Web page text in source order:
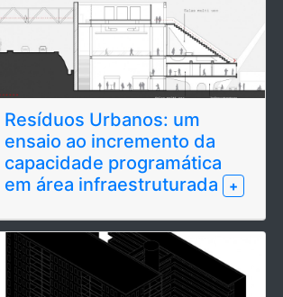
Resíduos Urbanos: um
ensaio ao incremento da
capacidade programática
em área infraestruturada +